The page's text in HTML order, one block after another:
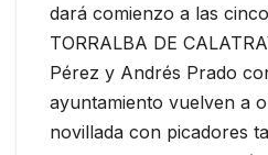
dará comienzo a las
TORRALBA DE
Pérez y Andrés Prado
ayuntamiento vuelven a
novillada con picadores